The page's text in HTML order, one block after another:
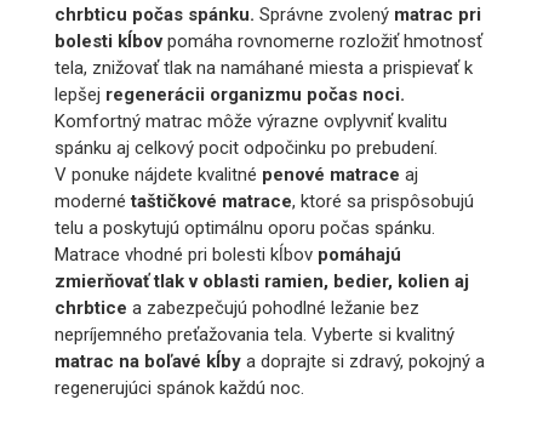
chrbticu počas spánku. Správne zvolený matrac pri
bolesti kĺbovpomáha rovnomerne rozložiť hmotnosť
tela, znižovať tlak na namáhané miesta a prispievať k
lepšej regenerácii organizmu počas noci.
Komfortný matrac môže výrazne ovplyvniť kvalitu
spánku aj celkový pocit odpočinku po prebudení.
V ponuke nájdete kvalitné penové matrace aj
modernétaštičkové matrace, ktoré sa prispôsobujú
telu a poskytujú optimálnu oporu počas spánku.
Matrace vhodné pri bolesti kĺbov pomáhajú
zmierňovať tlak v oblasti ramien, bedier, kolien aj
chrbtice a zabezpečujú pohodlné ležanie bez
nepríjemného preťažovania tela. Vyberte si kvalitný
matrac na boľavé kĺby a doprajte si zdravý, pokojný a
regenerujúci spánok každú noc.